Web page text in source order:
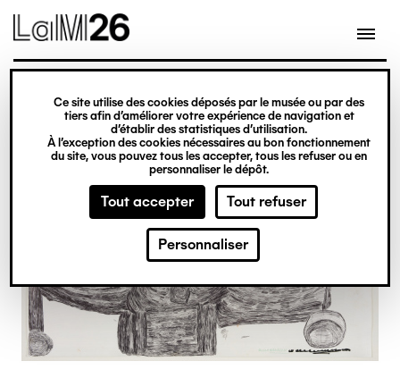
Gestion des cookies
Ce site utilise des cookies déposés par le musée ou par des
tiers afin d’améliorer votre expérience de navigation et
d’établir des statistiques d’utilisation.
À l’exception des cookies nécessaires au bon fonctionnement
du site, vous pouvez tous les accepter, tous les refuser ou en
personnaliser le dépôt.
Tout accepter Tout refuser
Personnaliser
contenu